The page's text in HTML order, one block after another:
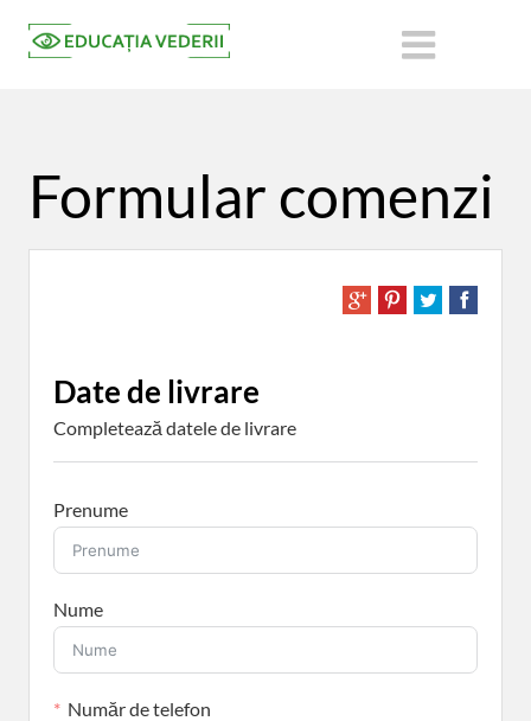
Formular comenzi
Date de livrare
Completează datele de livrare
Prenume
Nume
Număr de telefon